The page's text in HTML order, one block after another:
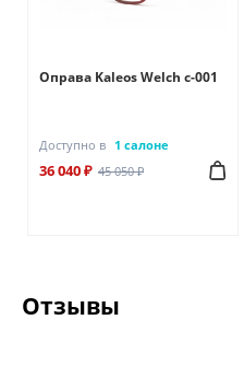
Оправа Kaleos Welch c-001
Доступно в 1 салоне
36 040 ₽ 45 050 ₽
Отзывы